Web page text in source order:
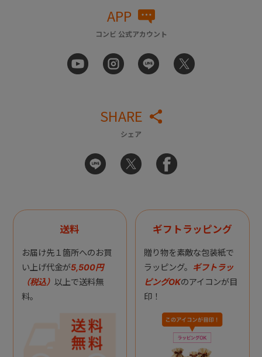
APP
コンビ 公式アカウント
SHARE
シェア
送料
お届け先１箇所へのお買
い上げ代金が5,500円
（税込） 以上で送料無
料。
ギフトラッピング
贈り物を素敵な包装紙で
ラッピング。 ギフトラッ
ピングOKのアイコンが目
印！